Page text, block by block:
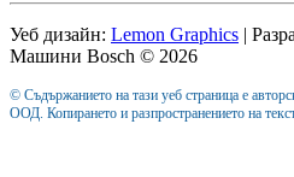
Уеб дизайн: Lemon Graphics |
Машини Bosch © 2026
© Съдържанието на тази уеб страница е
ООД. Копирането и разпространението на